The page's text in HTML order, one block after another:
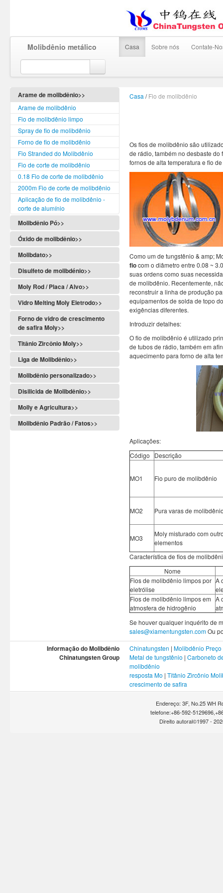
Molibdênio metálico Casa Sobre nós Contate-
Arame de molibdênio>>
Arame de molibdênio
Fio de molibdênio limpo
Spray de fio de molibdênio
Forno de fio de molibdênio
Fio Stranded do Molibdênio
Fio de corte de molibdênio
0.18 Fio de corte de molibdênio
2000m Fio de corte de molibdênio
Aplicação de fio de molibdênio -
corte de alumínio
Molibdênio Pó>>
Óxido de molibdênio>>
Molibdato>>
Disulfeto de molibdénio>>
Moly Rod / Placa / Alvo>>
Vidro Melting Moly Eletrodo>>
Forno de vidro de crescimento
de safira Moly>>
Titânio Zircônio Moly>>
Liga de Molibdênio>>
Molibdênio personalizado>>
Disilicida de Molibdênio>>
Molly e Agricultura>>
Molibdênio Padrão / Fatos>>
Casa / Fio de molibdênio
Os fios de molibdênio são
de rádio, também no desbaste
fornos de alta temperatura e fio
Como um de tungstênio & amp;
fiocom o diâmetro entre 0.08 ~
suas ordens como suas
de molibdênio. Recentemente,
reconstruir a linha de produção
equipamentos de solda de topo
exigências diferentes.
Introduzir detalhes:
O fio de molibdênio é utilizado
de tubos de rádio, também em
aquecimento para forno de alta
Aplicações:
Código
Descrição
MO1 Fio puro de molibdênio
MO2 Pura varas de
MO3
Moly misturado com
elementos
Característica de fios de
Nome
Fios de molibdênio limpos por
eletrólise
A
Fios de molibdênio limpos em
atmosfera de hidrogênio
A
Se houver qualquer inquérito de
sales@xiamentungsten.comOu
Informação do Molibdênio Chinatungsten | Molibdênio Preço
Chinatungsten Group Metal de tungstênio | Carboneto
molibdênio
resposta Mo | Titânio Zircônio
crescimento de safira
Endereço: 3F, No.25 WH
telefone:+86-592-
Direito autoral©1997 -